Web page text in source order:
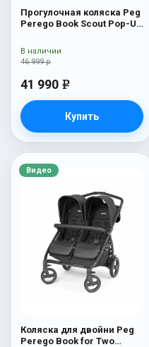
Прогулочная коляска Peg
Perego Book Scout Pop-Up
46 999 р
41 990 e
Купить
В наличии
Видео
Коляска для двойни Peg
Perego Book for Two